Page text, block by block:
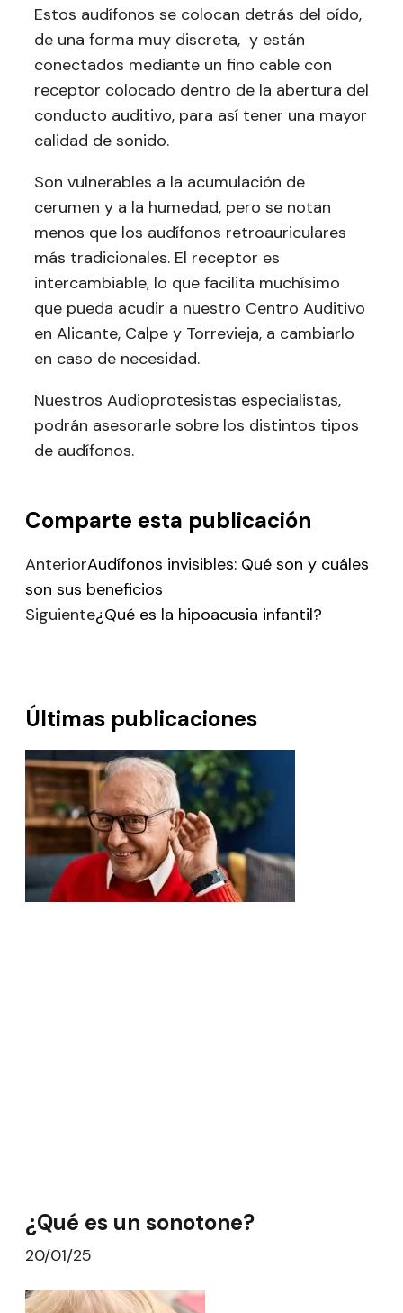
Estos audífonos se colocan detrás del oído,
de una forma muy discreta, y están
conectados mediante un fino cable con
receptor colocado dentro de la abertura del
conducto auditivo, para así tener una mayor
calidad de sonido.
Son vulnerables a la acumulación de
cerumen y a la humedad, pero se notan
menos que los audífonos retroauriculares
más tradicionales. El receptor es
intercambiable, lo que facilita muchísimo
que pueda acudir a nuestro Centro Auditivo
en Alicante, Calpe y Torrevieja, a cambiarlo
en caso de necesidad.
Nuestros Audioprotesistas especialistas,
podrán asesorarle sobre los distintos tipos
de audífonos.
Comparte esta publicación
AnteriorAudífonos invisibles: Qué son y cuáles
son sus beneficios
Siguiente¿Qué es la hipoacusia infantil?
Últimas publicaciones
¿Qué es un sonotone?
20/01/25